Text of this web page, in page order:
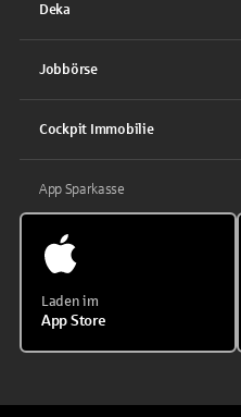
Deka
Jobbörse
Cockpit Immobilie
App Sparkasse
Laden im
App Store